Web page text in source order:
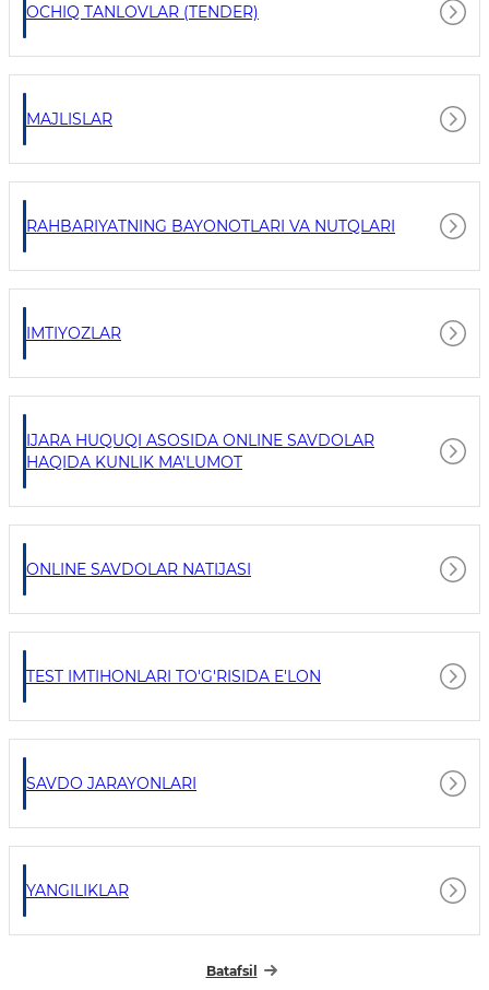
OCHIQ TANLOVLAR (TENDER)
MAJLISLAR
RAHBARIYATNING BAYONOTLARI VA NUTQLARI
IMTIYOZLAR
IJARA HUQUQI ASOSIDA ONLINE SAVDOLAR
HAQIDA KUNLIK MA'LUMOT
ONLINE SAVDOLAR NATIJASI
TEST IMTIHONLARI TO'G'RISIDA E'LON
SAVDO JARAYONLARI
YANGILIKLAR
Batafsil